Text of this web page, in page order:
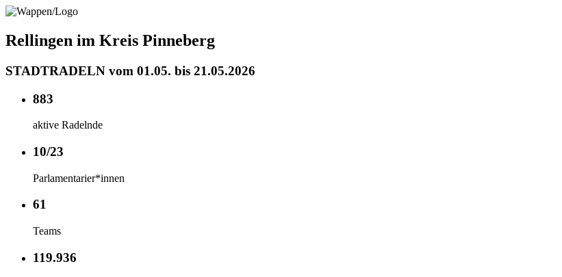
Rellingen im Kreis Pinneberg
STADTRADELN vom 01.05. bis 21.05.2026
883
aktive Radelnde
10/23
Parlamentarier*innen
61
Teams
119.936